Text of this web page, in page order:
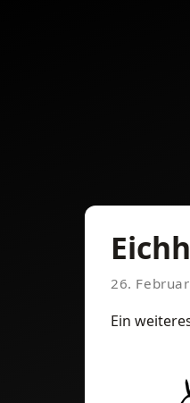
26.
Ein